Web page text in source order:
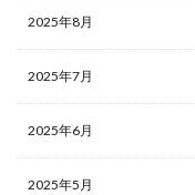
2025年8月
2025年7月
2025年6月
2025年5月